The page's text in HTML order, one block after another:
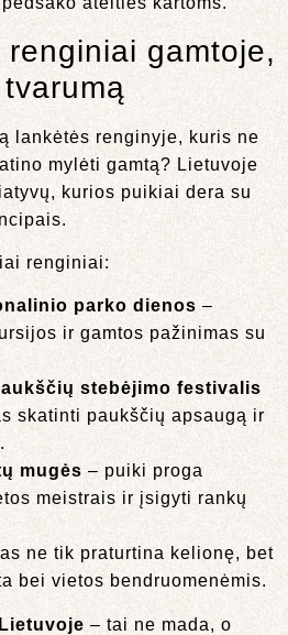
gamtoje,
lankėtės renginyje, kuris ne
mylėti gamtą? Lietuvoje
kurios puikiai dera su
renginiai:
parko dienos –
ir gamtos pažinimas su
stebėjimo festivalis
skatinti paukščių apsaugą ir
mugės – puiki proga
meistrais ir įsigyti rankų
ne tik praturtina kelionę, bet
bei vietos bendruomenėmis.
– tai ne mada, o